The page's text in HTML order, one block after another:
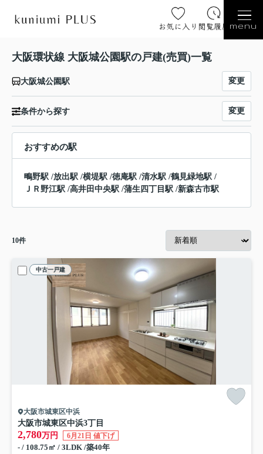
お気に入り 閲覧履歴 menu
大阪環状線 大阪城公園駅の戸建(売買)一覧
大阪城公園駅 変更
条件から探す 変更
おすすめの駅
鴫野駅 /放出駅 /横堤駅 /徳庵駅 /清水駅 /鶴見緑地駅 /
ＪＲ野江駅 /高井田中央駅 /蒲生四丁目駅 /新森古市駅
10件
中古一戸建
大阪市城東区中浜
大阪市城東区中浜3丁目
2,780万円 6月21日 値下げ
- / 108.75㎡ / 3LDK /築40年